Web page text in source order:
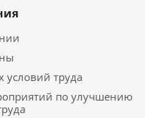
условий труда
по улучшению